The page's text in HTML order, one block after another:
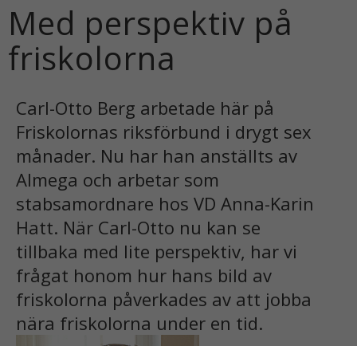
e
b
o
k
itt
er
k
e
n
ai
l
Med perspektiv på
friskolorna
Carl-Otto Berg arbetade här på
Friskolornas riksförbund i drygt sex
månader. Nu har han anställts av
Almega och arbetar som
stabsamordnare hos VD Anna-Karin
Hatt. När Carl-Otto nu kan se
tillbaka med lite perspektiv, har vi
frågat honom hur hans bild av
friskolorna påverkades av att jobba
nära friskolorna under en tid.